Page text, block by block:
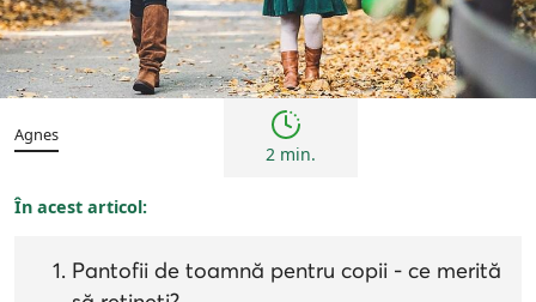
Copii Sfaturi
Agnes
2 min.
În acest articol:
Pantofii de toamnă pentru copii - ce merită